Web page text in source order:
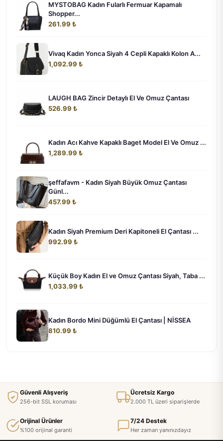
MYSTOBAG Kadın Fularlı Fermuar Kapamalı
Shopper...
261.99 ₺
Vivaq Kadın Yonca Siyah 4 Cepli Kapaklı Kolon A...
1,092.99 ₺
LAUGH BAG Zincir Detaylı El Ve Omuz Çantası
526.99 ₺
Kadın Acı Kahve Kapaklı Baget Model El Ve Omuz ...
1,289.99 ₺
şeffafavm - Kadın Siyah Büyük Omuz Çantası
Günl...
457.99 ₺
Kadın Siyah Premium Deri Kapitoneli El Çantası ...
992.99 ₺
Küçük Boy Kadın El ve Omuz Çantası Siyah, Taba ...
1,033.99 ₺
Kadın Bordo Mini Düğümlü El Çantası | NİSSEA
810.99 ₺
Güvenli Alışveriş
256-bit SSL koruması
Ücretsiz Kargo
2.000 TL üzeri siparişlerde
Orijinal Ürünler
%100 orijinal garanti
7/24 Destek
Her zaman yanınızdayız